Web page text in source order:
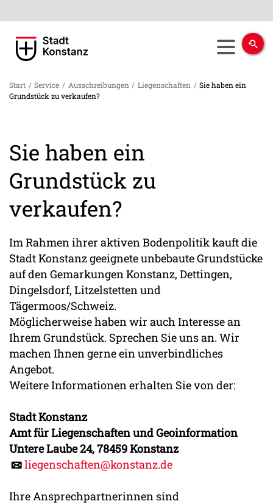
Start / Service / Ausschreibungen / Liegenschaften / Sie haben ein
Grundstück zu verkaufen?
Sie haben ein
Grundstück zu
verkaufen?
Im Rahmen ihrer aktiven Bodenpolitik kauft die
Stadt Konstanz geeignete unbebaute Grundstücke
auf den Gemarkungen Konstanz, Dettingen,
Dingelsdorf, Litzelstetten und
Tägermoos/Schweiz.
Möglicherweise haben wir auch Interesse an
Ihrem Grundstück. Sprechen Sie uns an. Wir
machen Ihnen gerne ein unverbindliches
Angebot.
Weitere Informationen erhalten Sie von der:
Stadt Konstanz
Amt für Liegenschaftenund Geoinformation
Untere Laube 24, 78459 Konstanz
liegenschaften@konstanz.de
Ihre Ansprechpartnerinnen sind